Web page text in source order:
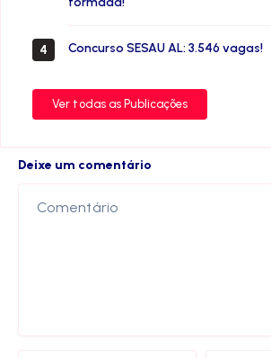
4 Concurso SESAU AL: 3.546 vagas!
Ver todas as Publicações
Deixe um comentário